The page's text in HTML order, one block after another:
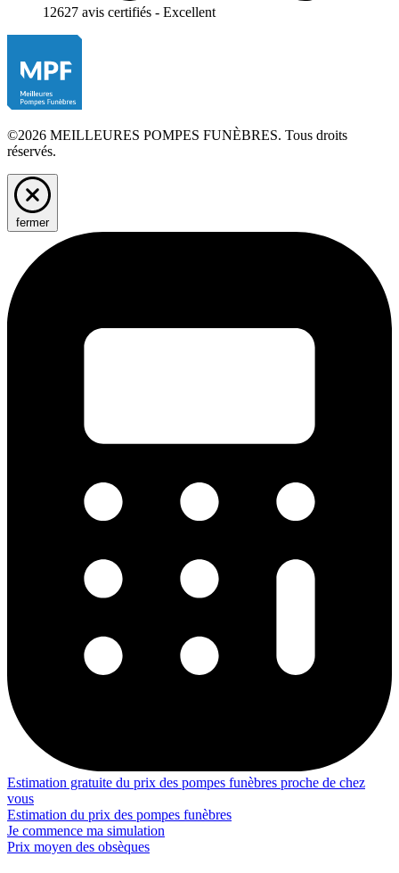
12627 avis certifiés - Excellent
©2026 MEILLEURES POMPES FUNÈBRES. Tous droits
réservés.
fermer
Estimation gratuite du prix des pompes funèbres proche de chez
vous
Estimation du prix des pompes funèbres
Je commence ma simulation
Prix moyen des obsèques